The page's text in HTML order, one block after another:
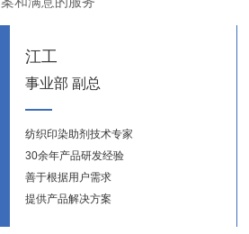
江工
事业部 副总
纺织印染助剂技术专家
30余年产品研发经验
善于根据用户需求
提供产品解决方案